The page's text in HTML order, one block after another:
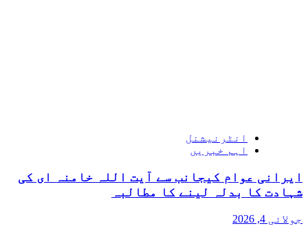
انٹرنیشنل
اہم خبریں
ایرانی عوام کیجانب سے آیت اللہ خامنہ ای کی
شہادت کا بدلہ لینے کا مطالبہ
جولائی 4, 2026